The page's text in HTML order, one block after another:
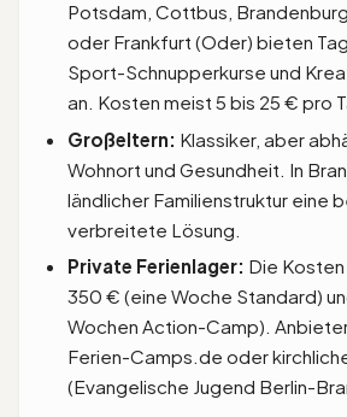
Potsdam, Cottbus,
oder Frankfurt (Oder) bieten
Sport-Schnupperkurse und
an. Kosten meist 5 bis 25 € pro
Großeltern: Klassiker, aber
Wohnort und Gesundheit. In
ländlicher Familienstruktur eine
verbreitete Lösung.
Private Ferienlager: Die
350 € (eine Woche Standard)
Wochen Action-Camp). Anbieter
Ferien-Camps.de oder
(Evangelische Jugend Berlin-